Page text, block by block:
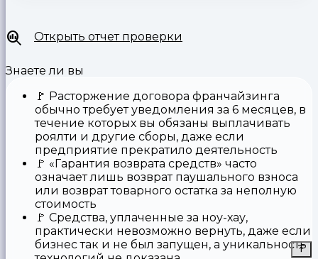
Открыть отчет проверки
Знаете ли вы
🚩 Расторжение договора франчайзинга
обычно требует уведомления за 6 месяцев, в
течение которых вы обязаны выплачивать
роялти и другие сборы, даже если
предприятие прекратило деятельность
🚩 «Гарантия возврата средств» часто
означает лишь возврат паушального взноса
или возврат товарного остатка за неполную
стоимость
🚩 Средства, уплаченные за ноу-хау,
практически невозможно вернуть, даже если
бизнес так и не был запущен, а уникальность